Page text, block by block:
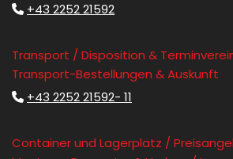
 +43 2252 21592
Transport / Disposition &
Transport-Bestellungen & Auskunft
 +43 2252 21592- 11
Container und Lagerplatz /